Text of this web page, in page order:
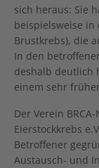
sich heraus: Sie
beispielsweise in
Brustkrebs), die
In den
deshalb deutlich
einem sehr
Der Verein
Eierstockkrebs
Betroffener
Austausch- und